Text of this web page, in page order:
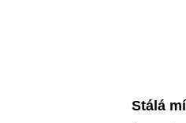
Stálá